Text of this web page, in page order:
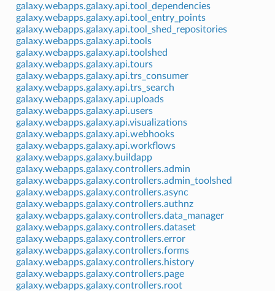
galaxy.webapps.galaxy.api.tool_dependencies
galaxy.webapps.galaxy.api.tool_entry_points
galaxy.webapps.galaxy.api.tool_shed_repositories
galaxy.webapps.galaxy.api.tools
galaxy.webapps.galaxy.api.toolshed
galaxy.webapps.galaxy.api.tours
galaxy.webapps.galaxy.api.trs_consumer
galaxy.webapps.galaxy.api.trs_search
galaxy.webapps.galaxy.api.uploads
galaxy.webapps.galaxy.api.users
galaxy.webapps.galaxy.api.visualizations
galaxy.webapps.galaxy.api.webhooks
galaxy.webapps.galaxy.api.workflows
galaxy.webapps.galaxy.buildapp
galaxy.webapps.galaxy.controllers.admin
galaxy.webapps.galaxy.controllers.admin_toolshed
galaxy.webapps.galaxy.controllers.async
galaxy.webapps.galaxy.controllers.authnz
galaxy.webapps.galaxy.controllers.data_manager
galaxy.webapps.galaxy.controllers.dataset
galaxy.webapps.galaxy.controllers.error
galaxy.webapps.galaxy.controllers.forms
galaxy.webapps.galaxy.controllers.history
galaxy.webapps.galaxy.controllers.page
galaxy.webapps.galaxy.controllers.root